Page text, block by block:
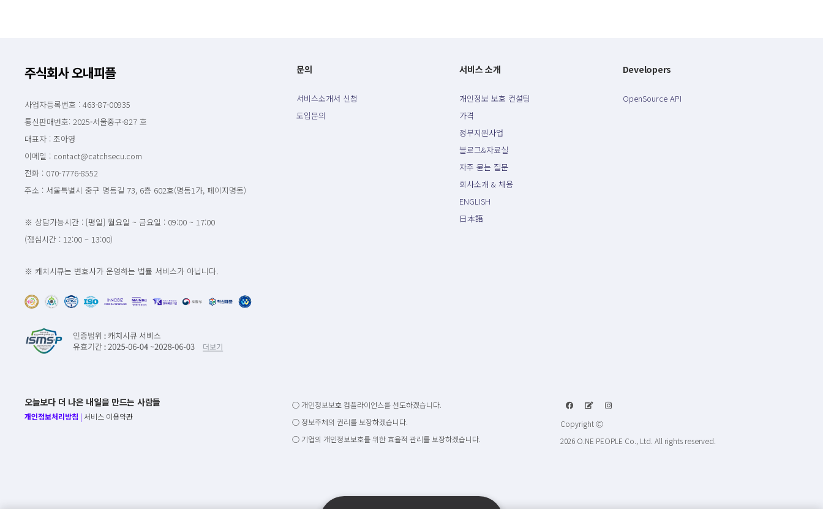
주식회사 오내피플
사업자등록번호 : 463-87-00935
통신판매번호: 2025-서울중구-827 호
대표자 : 조아영
이메일 : contact@catchsecu.com
전화 : 070-7776-8552
주소 : 서울특별시 중구 명동길 73, 6층 602호(명동1가, 페이지명동)
※ 상담가능시간 : [평일] 월요일 ~ 금요일 : 09:00 ~ 17:00
(점심시간 : 12:00 ~ 13:00)
※ 캐치시큐는 변호사가 운영하는 법률 서비스가 아닙니다.
문의
서비스소개서 신청
도입문의
서비스 소개
개인정보 보호 컨설팅
가격
정부지원사업
블로그&자료실
자주 묻는 질문
회사소개 & 채용
ENGLISH
日本語
Developers
OpenSource API
오늘보다 더 나은 내일을 만드는 사람들
개인정보처리방침 | 서비스 이용약관
○ 개인정보보호 컴플라이언스를 선도하겠습니다.
○ 정보주체의 권리를 보장하겠습니다.
○ 기업의 개인정보보호를 위한 효율적 관리를 보장하겠습니다.
Copyright Ⓒ
2026 O.NE PEOPLE Co., Ltd. All rights reserved.